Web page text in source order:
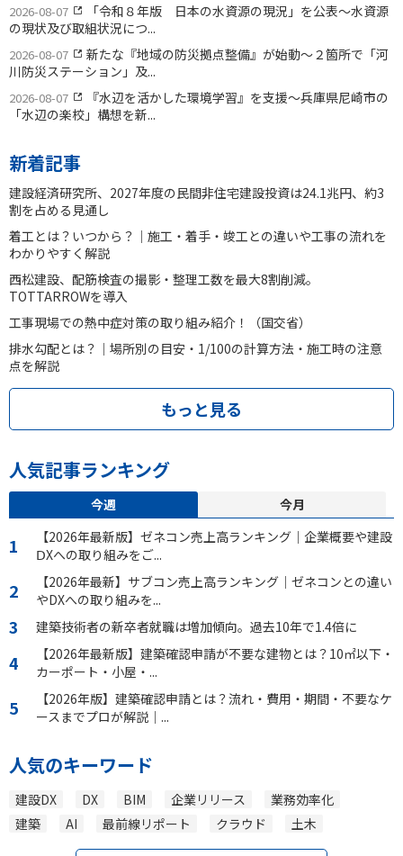
2026-08-07
「令和８年版 日本の水資源の現況」を公表〜水資源
の現状及び取組状況につ...
2026-08-07
新たな『地域の防災拠点整備』が始動〜２箇所で「河
川防災ステーション」及...
2026-08-07
『水辺を活かした環境学習』を支援〜兵庫県尼崎市の
「水辺の楽校」構想を新...
新着記事
建設経済研究所、2027年度の民間非住宅建設投資は24.1兆円、約3
割を占める見通し
着工とは？いつから？｜施工・着手・竣工との違いや工事の流れを
わかりやすく解説
西松建設、配筋検査の撮影・整理工数を最大8割削減。
TOTTARROWを導入
工事現場での熱中症対策の取り組み紹介！（国交省）
排水勾配とは？｜場所別の目安・1/100の計算方法・施工時の注意
点を解説
もっと見る
人気記事ランキング
今週
今月
【2026年最新版】ゼネコン売上高ランキング｜企業概要や建設
ⅮXへの取り組みをご...
【2026年最新】サブコン売上高ランキング｜ゼネコンとの違い
やDXへの取り組みを...
建築技術者の新卒者就職は増加傾向。過去10年で1.4倍に
【2026年最新版】建築確認申請が不要な建物とは？10㎡以下・
カーポート・小屋・...
【2026年版】建築確認申請とは？流れ・費用・期間・不要なケ
ースまでプロが解説｜...
人気のキーワード
建設DX DX BIM 企業リリース
業務効率化
建築
AI 最前線リポート クラウド 土木